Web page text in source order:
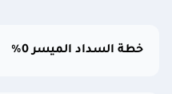
خطة السداد الميسر 0%